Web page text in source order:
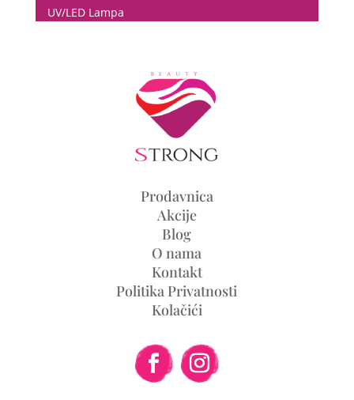
UV/LED Lampa
Prodavnica
Akcije
Blog
O nama
Kontakt
Politika Privatnosti
Kolačići